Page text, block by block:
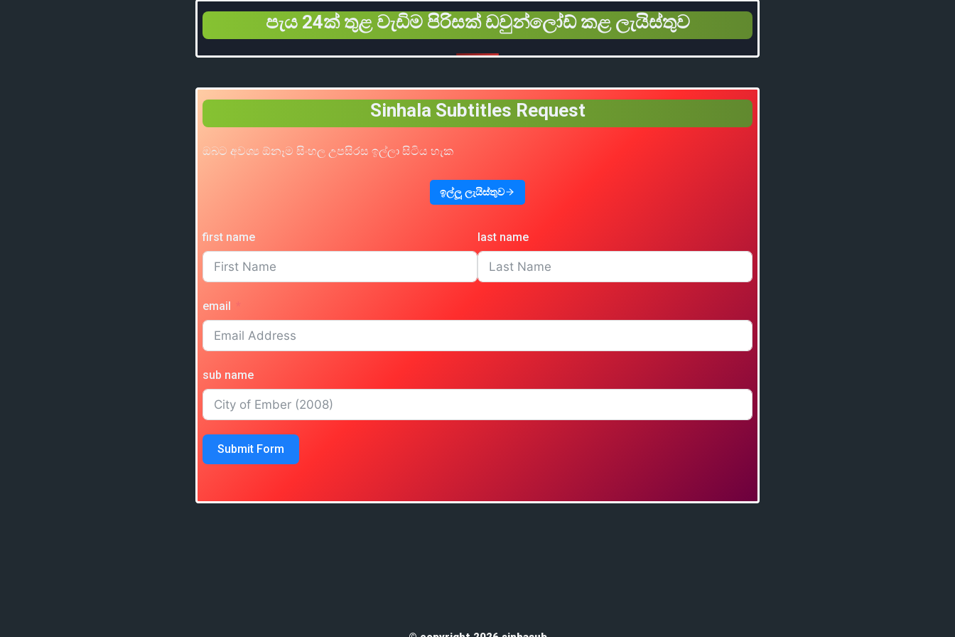
පැය 24ක් තුළ වැඩිම පිරිසක් ඩවුන්ලෝඩ් කළ ලැයිස්තුව
Sinhala Subtitles Request
ඔබට අවශ්‍ය ඕනෑම සිංහල උපසිරස ඉල්ලා සිටිය හැක
ඉල්ලූ ලැයිස්තුව
first name last name
email
sub name
Submit Form